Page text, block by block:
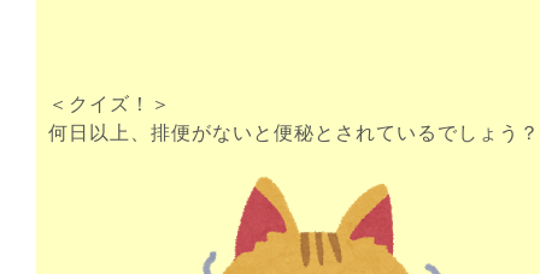
＜クイズ！＞
何日以上、排便がないと便秘とされているでしょう？